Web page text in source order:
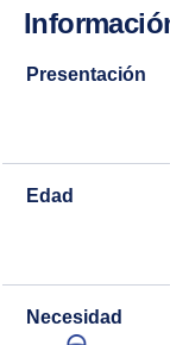
Presentación
Edad
Necesidad